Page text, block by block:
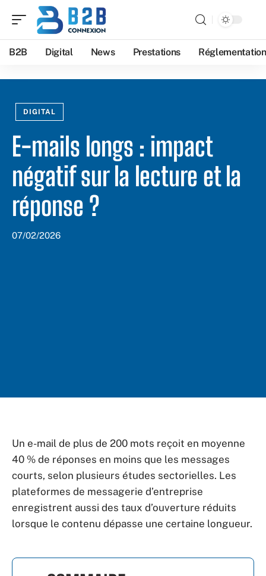
B2B Digital News Prestations Réglementation
DIGITAL
E-mails longs : impact
négatif sur la lecture et la
réponse ?
07/02/2026
Un e-mail de plus de 200 mots reçoit en moyenne
40 % de réponses en moins que les messages
courts, selon plusieurs études sectorielles. Les
plateformes de messagerie d’entreprise
enregistrent aussi des taux d’ouverture réduits
lorsque le contenu dépasse une certaine longueur.